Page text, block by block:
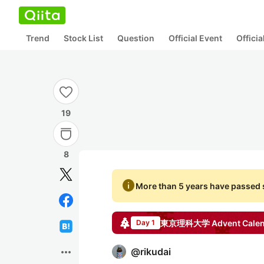
Trend Stock List Question Official Event
19
8
more_horiz
infoMore than 5 years have passed
Day 1 東京理科大学Advent
@rikudai